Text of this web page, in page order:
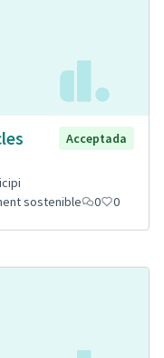
Acceptada
sostenible
0 0